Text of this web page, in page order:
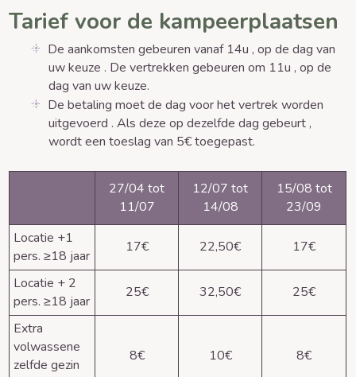
Tarief voor de kampeerplaatsen
De aankomsten gebeuren vanaf 14u , op de dag van
uw keuze . De vertrekken gebeuren om 11u , op de
dag van uw keuze.
De betaling moet de dag voor het vertrek worden
uitgevoerd . Als deze op dezelfde dag gebeurt ,
wordt een toeslag van 5€ toegepast.
27/04 tot
11/07
12/07 tot
14/08
15/08 tot
23/09
Locatie +1
pers. ≥18 jaar
17€ 22,50€ 17€
Locatie + 2
pers. ≥18 jaar
25€ 32,50€ 25€
Extra
volwassene
zelfde gezin
8€ 10€ 8€